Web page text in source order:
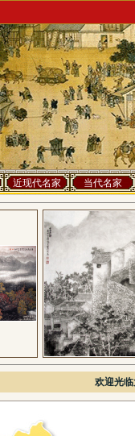
近现代名家 当代名家
欢迎光